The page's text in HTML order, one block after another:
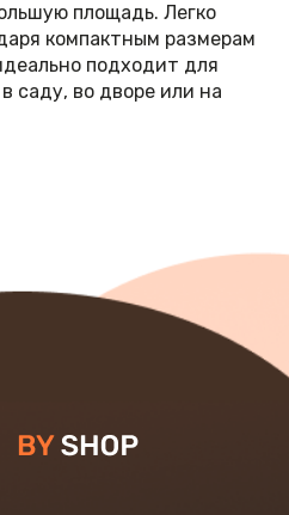
площадь. Легко
компактным размерам
подходит для
саду, во дворе или на